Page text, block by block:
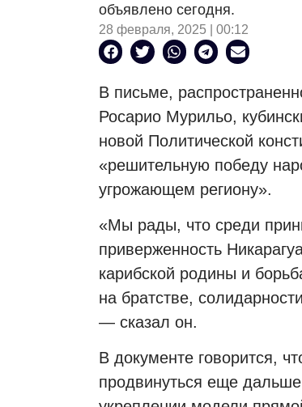
объявлено сегодня.
28 февраля, 2025 | 00:12
В письме,
Росарио Мурильо,
новой Политической
«решительную победу
угрожающем региону».
«Мы рады, что среди
приверженность
карибской родины и
на братстве,
— сказал он.
В документе говорится,
продвинуться еще